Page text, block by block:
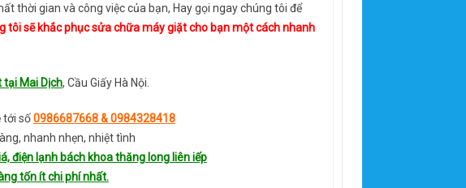
thời gian và công việc của bạn, Hay gọi ngay chúng tôi để
tôi sẽ khắc phục sửa chữa máy giặt cho bạn một cách nhanh
Mai Dịch, Cầu Giấy Hà Nội.
tới số0986687668 & 0984328418
nhanh nhẹn, nhiệt tình
điện lạnh bách khoa thăng long liên iếp
tốn ít chi phí nhất.